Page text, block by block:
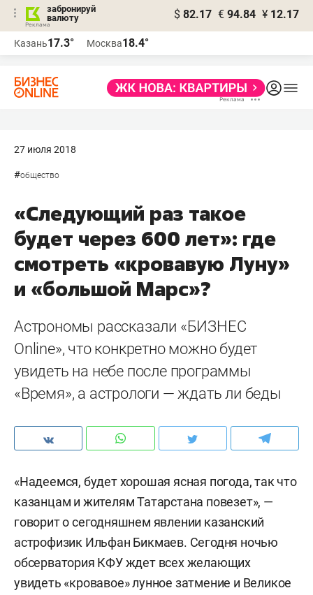
забронируй
валюту
$ 82.17 € 94.84 ¥ 12.17
Казань17.3° Москва18.4°
27 июля 2018
#общество
«Следующий раз такое
будет через 600 лет»: где
смотреть «кровавую Луну»
и «большой Марс»?
Астрономы рассказали «БИЗНЕС
Online», что конкретно можно будет
увидеть на небе после программы
«Время», а астрологи — ждать ли беды
«Надеемся, будет хорошая ясная погода, так что
казанцам и жителям Татарстана повезет», —
говорит о сегодняшнем явлении казанский
астрофизик Ильфан Бикмаев. Сегодня ночью
обсерватория КФУ ждет всех желающих
увидеть «кровавое» лунное затмение и Великое